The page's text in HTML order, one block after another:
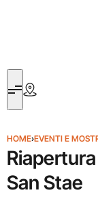
HOME›EVENTI E
San Stae